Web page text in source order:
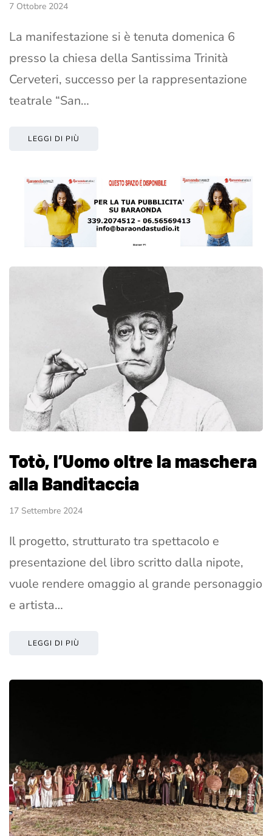
7 Ottobre 2024
La manifestazione si è tenuta domenica 6
presso la chiesa della Santissima Trinità
Cerveteri, successo per la rappresentazione
teatrale “San…
LEGGI DI PIÙ
Totò, l’Uomo oltre la maschera
alla Banditaccia
17 Settembre 2024
Il progetto, strutturato tra spettacolo e
presentazione del libro scritto dalla nipote,
vuole rendere omaggio al grande personaggio
e artista…
LEGGI DI PIÙ